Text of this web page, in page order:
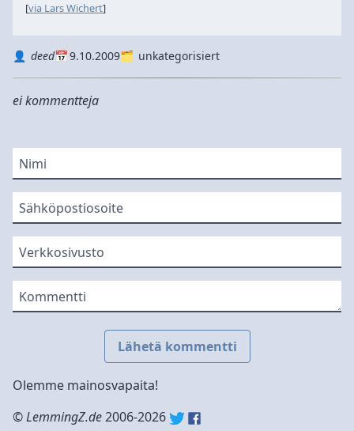
[via Lars Wichert]
Autordeed
Datum 9.10.2009
Kategorie unkategorisiert
ei kommentteja
Nimi
Sähköpostiosoite
Verkkosivusto
Kommentti
Lähetä kommentti
Olemme mainosvapaita!
©LemmingZ.de2006-2026